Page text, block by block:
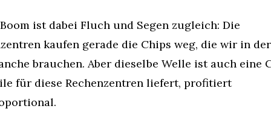
ist dabei Fluch und Segen zugleich: Die
kaufen gerade die Chips weg, die wir in der
brauchen. Aber dieselbe Welle ist auch eine
für diese Rechenzentren liefert, profitiert